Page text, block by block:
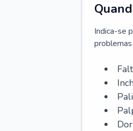
Indica-se
problemas